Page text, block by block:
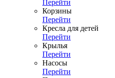
Перейти
Корзины
Перейти
Кресла для детей
Перейти
Крылья
Перейти
Насосы
Перейти